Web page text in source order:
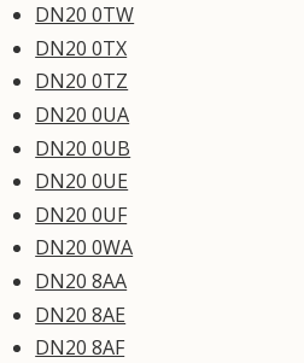
DN20 0TW
DN20 0TX
DN20 0TZ
DN20 0UA
DN20 0UB
DN20 0UE
DN20 0UF
DN20 0WA
DN20 8AA
DN20 8AE
DN20 8AF